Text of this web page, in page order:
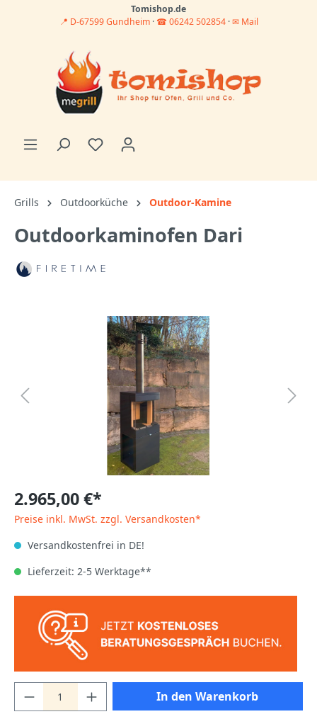
Tomishop.de
📍 D-67599 Gundheim · ☎ 06242 502854·✉ Mail
Grills Outdoorküche Outdoor-Kamine
Outdoorkaminofen Dari
2.965,00 €*
Preise inkl. MwSt. zzgl. Versandkosten*
Versandkostenfrei in DE!
Lieferzeit: 2-5 Werktage**
In den Warenkorb